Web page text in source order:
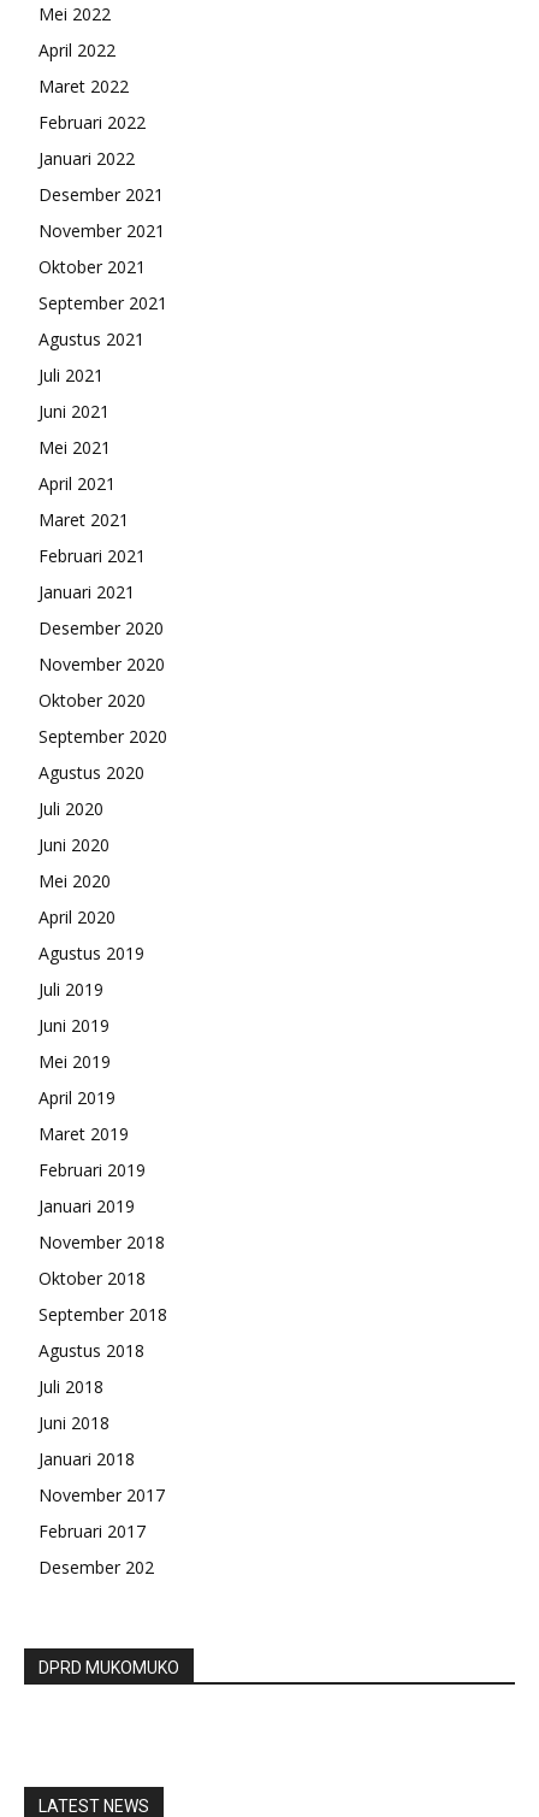
Mei 2022
April 2022
Maret 2022
Februari 2022
Januari 2022
Desember 2021
November 2021
Oktober 2021
September 2021
Agustus 2021
Juli 2021
Juni 2021
Mei 2021
April 2021
Maret 2021
Februari 2021
Januari 2021
Desember 2020
November 2020
Oktober 2020
September 2020
Agustus 2020
Juli 2020
Juni 2020
Mei 2020
April 2020
Agustus 2019
Juli 2019
Juni 2019
Mei 2019
April 2019
Maret 2019
Februari 2019
Januari 2019
November 2018
Oktober 2018
September 2018
Agustus 2018
Juli 2018
Juni 2018
Januari 2018
November 2017
Februari 2017
Desember 202
DPRD MUKOMUKO
LATEST NEWS